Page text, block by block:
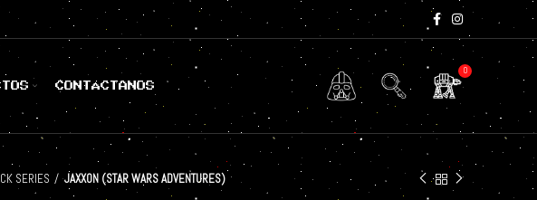
CONTÁCTANOS
0
SERIES JAXXON (STAR WARS ADVENTURES)